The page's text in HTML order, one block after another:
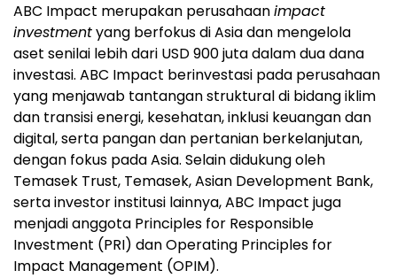
ABC Impact merupakan perusahaanimpact
investmentyang berfokus di Asia dan mengelola
aset senilai lebih dari USD 900 juta dalam dua dana
investasi. ABC Impact berinvestasi pada perusahaan
yang menjawab tantangan struktural di bidang iklim
dan transisi energi, kesehatan, inklusi keuangan dan
digital, serta pangan dan pertanian berkelanjutan,
dengan fokus pada Asia. Selain didukung oleh
Temasek Trust, Temasek, Asian Development Bank,
serta investor institusi lainnya, ABC Impact juga
menjadi anggota Principles for Responsible
Investment (PRI) dan Operating Principles for
Impact Management (OPIM).